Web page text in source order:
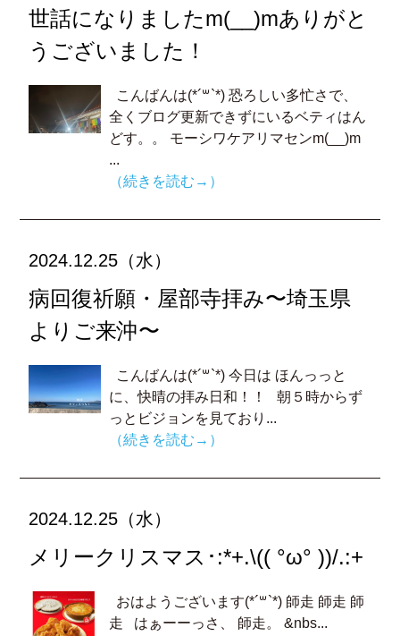
世話になりましたm(__)mありがと
うございました！
こんばんは(*´꒳`*) 恐ろしい多忙さで、
全くブログ更新できずにいるベティはん
どす。。 モーシワケアリマセンm(__)m
...
（続きを読む→）
2024.12.25（水）
病回復祈願・屋部寺拝み〜埼玉県
よりご来沖〜
こんばんは(*´꒳`*) 今日は ほんっっと
に、快晴の拝み日和！！ 朝５時からず
っとビジョンを見ており...
（続きを読む→）
2024.12.25（水）
メリークリスマス･:*+.\(( °ω° ))/.:+
おはようございます(*´꒳`*) 師走 師走 師
走 はぁーーっさ、 師走。 &nbs...